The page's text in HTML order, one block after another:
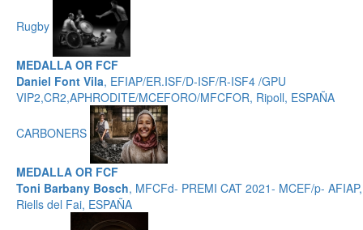
Rugby
MEDALLA OR FCF
Daniel Font Vila, EFIAP/ER.ISF/D-ISF/R-ISF4 /GPU
VIP2,CR2,APHRODITE/MCEFORO/MFCFOR, Ripoll, ESPAÑA
CARBONERS
MEDALLA OR FCF
Toni Barbany Bosch, MFCFd- PREMI CAT 2021- MCEF/p- AFIAP,
Riells del Fai, ESPAÑA